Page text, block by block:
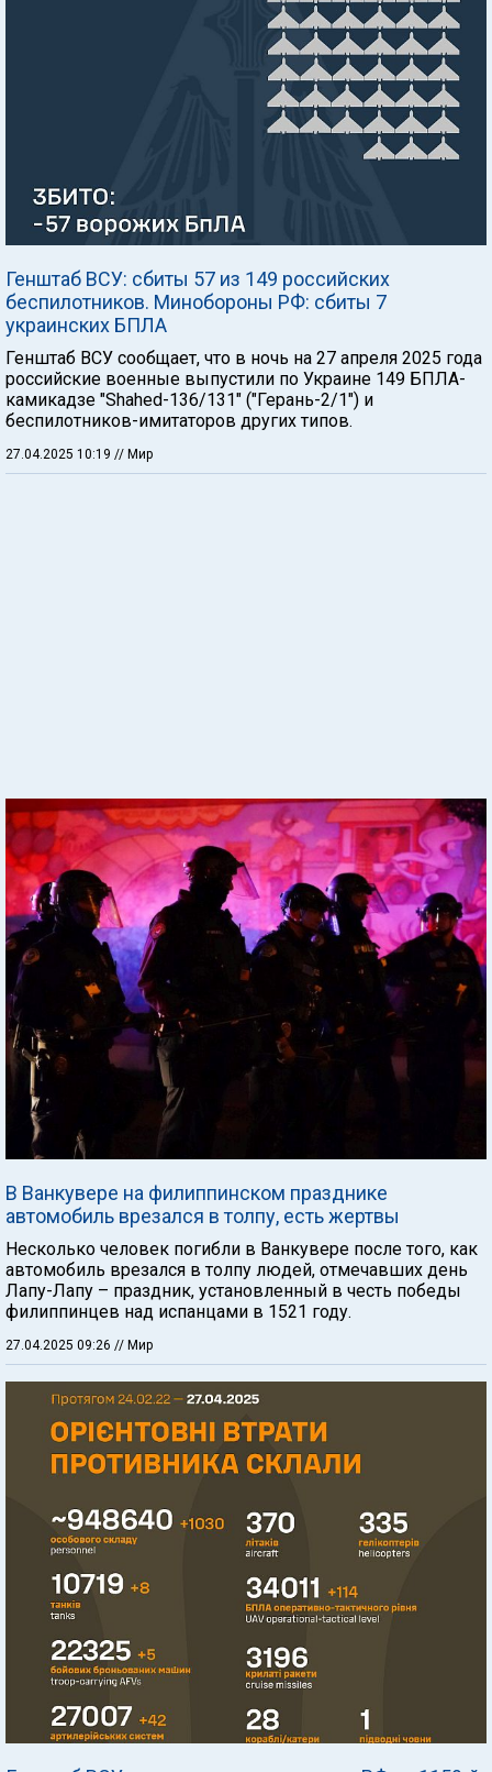
Генштаб ВСУ: сбиты 57 из 149 российских
беспилотников. Минобороны РФ: сбиты 7
украинских БПЛА
Генштаб ВСУ сообщает, что в ночь на 27 апреля 2025 года
российские военные выпустили по Украине 149 БПЛА-
камикадзе "Shahed-136/131" ("Герань-2/1") и
беспилотников-имитаторов других типов.
27.04.2025 10:19 // Мир
В Ванкувере на филиппинском празднике
автомобиль врезался в толпу, есть жертвы
Несколько человек погибли в Ванкувере после того, как
автомобиль врезался в толпу людей, отмечавших день
Лапу-Лапу – праздник, установленный в честь победы
филиппинцев над испанцами в 1521 году.
27.04.2025 09:26 // Мир